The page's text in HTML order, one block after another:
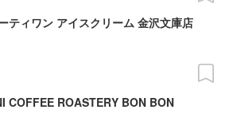
ティワン アイスクリーム 金沢文庫店
COFFEE ROASTERY BON BON